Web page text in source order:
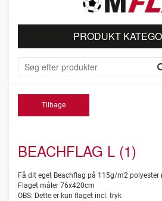
PRODUKT
Tilbage
BEACHFLAG L (1)
Få dit eget Beachflag på 115g/m2
Flaget måler 76x420cm
OBS: Dette er kun flaget incl. tryk